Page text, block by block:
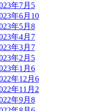
年7月 5
年6月 10
年5月 8
年4月 7
年3月 7
年2月 5
年1月 6
年12月 6
年11月 2
年9月 8